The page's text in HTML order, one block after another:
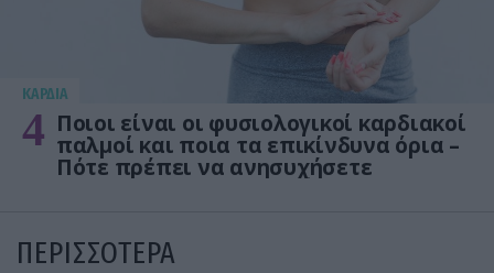
KΑΡΔΙΑ
4 Ποιοι είναι οι φυσιολογικοί καρδιακοί
παλμοί και ποια τα επικίνδυνα όρια –
Πότε πρέπει να ανησυχήσετε
ΠΕΡΙΣΣΟΤΕΡΑ